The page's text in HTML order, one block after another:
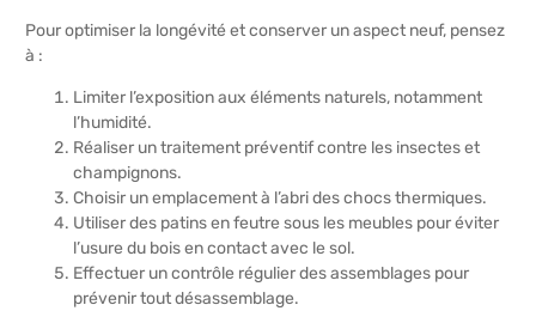
Pour optimiser la longévité et conserver un aspect neuf, pensez
à :
Limiter l’exposition aux éléments naturels, notamment
l’humidité.
Réaliser un traitement préventif contre les insectes et
champignons.
Choisir un emplacement à l’abri des chocs thermiques.
Utiliser des patins en feutre sous les meubles pour éviter
l’usure du bois en contact avec le sol.
Effectuer un contrôle régulier des assemblages pour
prévenir tout désassemblage.